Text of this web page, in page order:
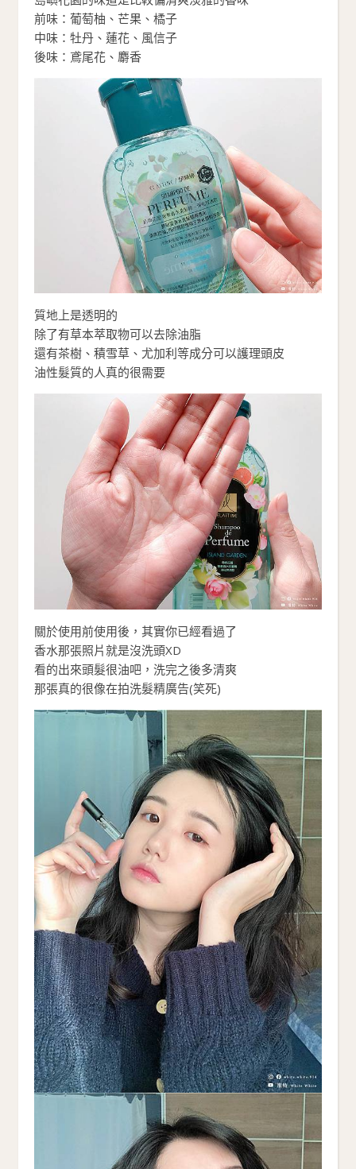
前味：葡萄柚、芒果、橘子
中味：牡丹、蓮花、風信子
後味：鳶尾花、麝香
質地上是透明的
除了有草本萃取物可以去除油脂
還有茶樹、積雪草、尤加利等成分可以護理頭皮
油性髮質的人真的很需要
關於使用前使用後，其實你已經看過了
香水那張照片就是沒洗頭XD
看的出來頭髮很油吧，洗完之後多清爽
那張真的很像在拍洗髮精廣告(笑死)